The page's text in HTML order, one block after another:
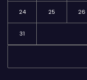
24 25 26
31